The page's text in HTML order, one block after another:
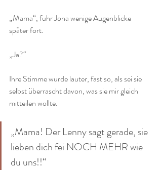
„Mama“, fuhr Jona wenige Augenblicke
später fort.
„Ja?“
Ihre Stimme wurde lauter, fast so, als sei sie
selbst überrascht davon, was sie mir gleich
mitteilen wollte.
„Mama! Der Lenny sagt gerade, sie
lieben dich fei NOCH MEHR wie
du uns!!“